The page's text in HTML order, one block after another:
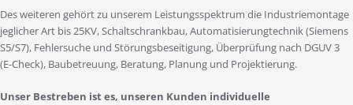
Des weiteren gehört zu unserem Leistungsspektrum die Industriemontage
jeglicher Art bis 25KV, Schaltschrankbau, Automatisierungtechnik (Siemens
S5/S7), Fehlersuche und Störungsbeseitigung, Überprüfung nach DGUV 3
(E-Check), Baubetreuung, Beratung, Planung und Projektierung.
Unser Bestreben ist es, unseren Kunden individuelle